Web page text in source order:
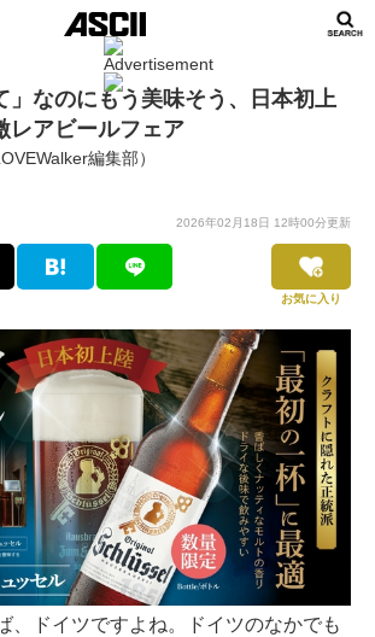
」なのにもう美味そう、日本初上
レアビールフェア
編集部）
2026年02月18日 12時00分更新
お気に入り
ドイツですよね。ドイツのなかでも